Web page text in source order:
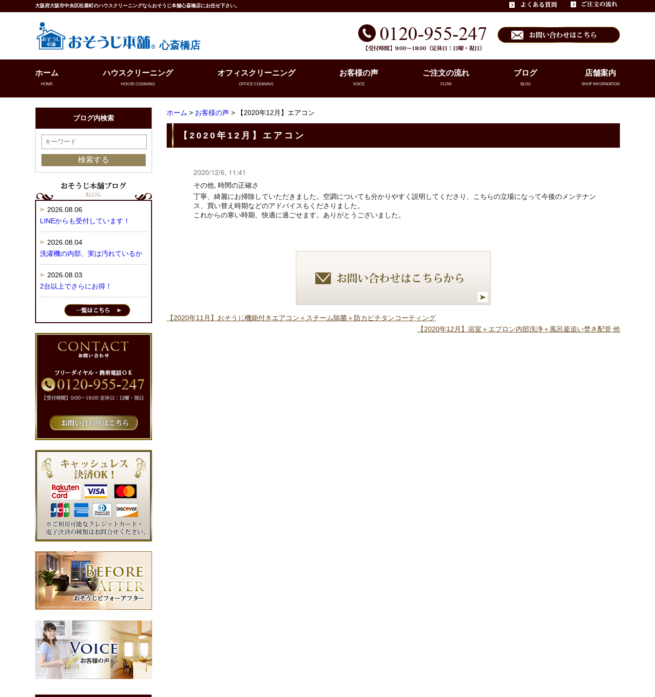
大阪府大阪市中央区松屋町のハウスクリーニングならおそうじ本舗心斎橋店にお任せ下さい。
心斎橋店
ホーム
HOME
ハウスクリーニング
HOUSE CLEANING
オフィスクリーニング
OFFICE CLEANING
お客様の声
VOICE
ご注文の流れ
FLOW
ブログ
BLOG
店舗案内
SHOP INFORMATION
ホーム > お客様の声 > 【2020年12月】エアコン
【2020年12月】エアコン
2020/12/6, 11:41
その他, 時間の正確さ
丁寧、綺麗にお掃除していただきました。空調についても分かりやすく説明してくださり、こちらの立場になって今後のメンテナン
ス、買い替え時期などのアドバイスもくださりました。
これからの寒い時期、快適に過ごせます。ありがとうございました。
【2020年11月】おそうじ機能付きエアコン＋スチーム除菌＋防カビチタンコーティング
【2020年12月】浴室＋エプロン内部洗浄＋風呂釜追い焚き配管 他
ブログ内検索
2026.08.06
LINEからも受付しています！
2026.08.04
洗濯機の内部、実は汚れているか
2026.08.03
2台以上でさらにお得！